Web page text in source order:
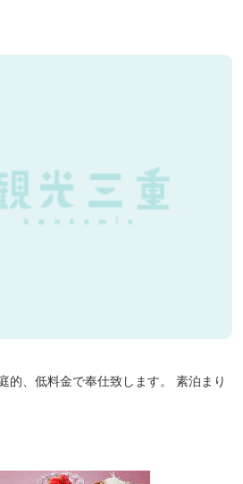
的、低料金で奉仕致します。 素泊まり